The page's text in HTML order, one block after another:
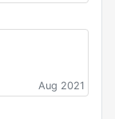
Aug 2021